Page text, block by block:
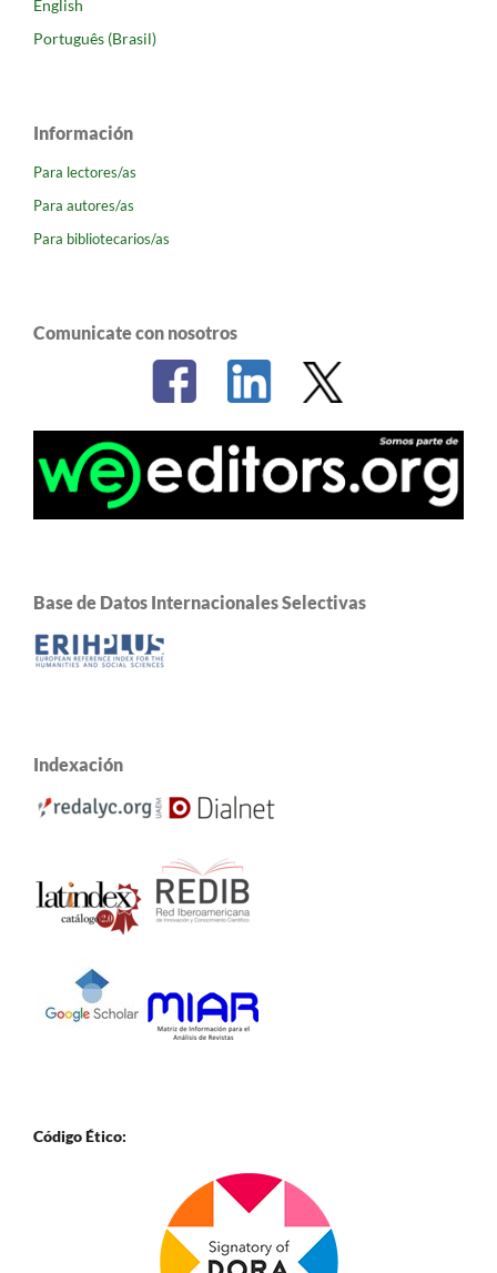
English
Português (Brasil)
Información
Para lectores/as
Para autores/as
Para bibliotecarios/as
Comunicate con nosotros
Base de Datos Internacionales Selectivas
Indexación
Código Ético: